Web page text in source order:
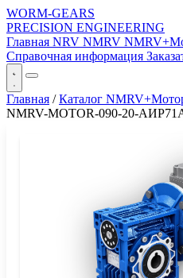
WORM-GEARS
PRECISION ENGINEERING
Главная NRV NMRV
Справочная информация
Главная / Каталог
NMRV-MOTOR-090-20-